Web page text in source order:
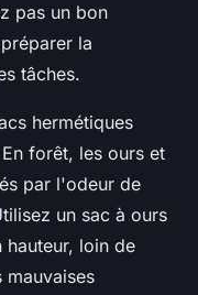
pas un bon
la
tâches.
hermétiques
forêt, les ours et
par l'odeur de
un sac à ours
hauteur, loin de